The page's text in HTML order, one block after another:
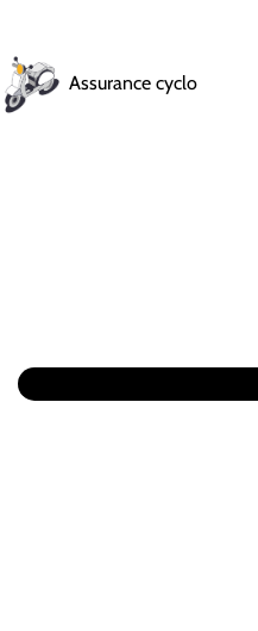
Assurance cyclo